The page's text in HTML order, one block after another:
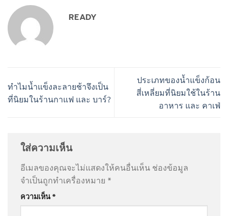
READY
ทำไมน้ำแข็งละลายช้าจึงเป็น
ที่นิยมในร้านกาแฟ และ บาร์?
ประเภทของน้ำแข็งก้อน
สี่เหลี่ยมที่นิยมใช้ในร้าน
อาหาร และ คาเฟ่
ใส่ความเห็น
อีเมลของคุณจะไม่แสดงให้คนอื่นเห็น ช่องข้อมูล
จำเป็นถูกทำเครื่องหมาย *
ความเห็น *